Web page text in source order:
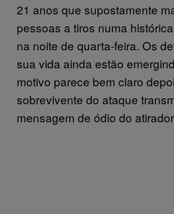
21 anos que supostamente
pessoas a tiros numa
na noite de quarta-feira. Os
sua vida ainda estão
motivo parece bem claro
sobrevivente do ataque
mensagem de ódio do